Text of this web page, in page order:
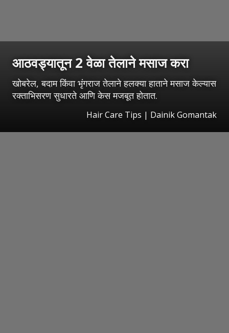
आठवड्यातून 2 वेळा तेलाने मसाज करा
खोबरेल, बदाम किंवा भृंगराज तेलाने हलक्या हाताने मसाज केल्यास
रक्ताभिसरण सुधारते आणि केस मजबूत होतात.
Hair Care Tips | Dainik Gomantak